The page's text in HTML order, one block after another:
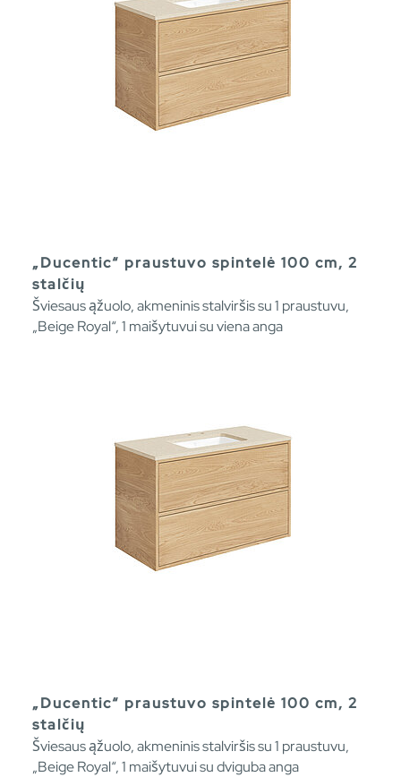
„Ducentic“ praustuvo spintelė 100 cm, 2
stalčių
Šviesaus ąžuolo, akmeninis stalviršis su 1 praustuvu,
„Beige Royal“, 1 maišytuvui su viena anga
„Ducentic“ praustuvo spintelė 100 cm, 2
stalčių
Šviesaus ąžuolo, akmeninis stalviršis su 1 praustuvu,
„Beige Royal“, 1 maišytuvui su dviguba anga